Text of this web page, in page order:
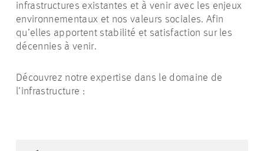
infrastructures existantes et à venir avec les enjeux
environnementaux et nos valeurs sociales. Afin
qu’elles apportent stabilité et satisfaction sur les
décennies à venir.
Découvrez notre expertise dans le domaine de
l’infrastructure :